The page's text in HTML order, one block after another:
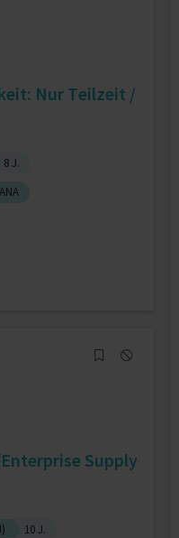
Nur Teilzeit /
8 J.
Supply
10 J.